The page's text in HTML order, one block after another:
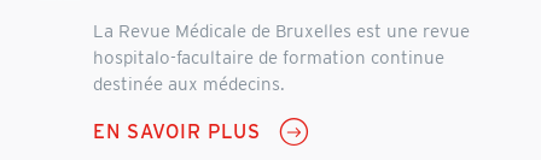
La Revue Médicale de Bruxelles est une revue
hospitalo-facultaire de formation continue
destinée aux médecins.
EN SAVOIR PLUS